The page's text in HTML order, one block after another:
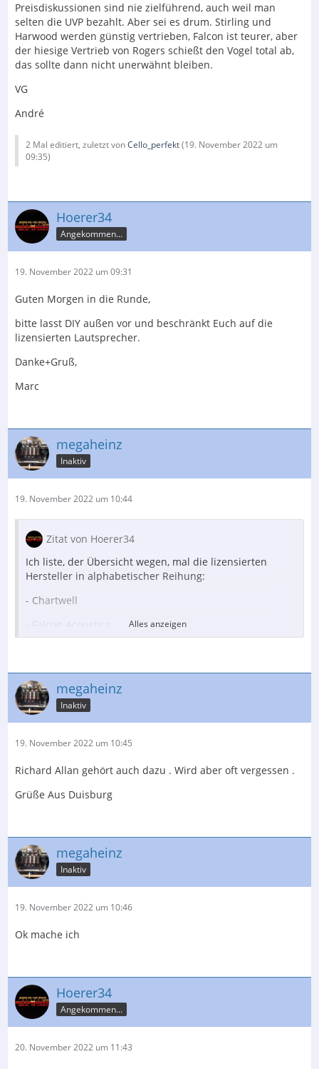
Preisdiskussionen sind nie zielführend, auch weil man
selten die UVP bezahlt. Aber sei es drum. Stirling und
Harwood werden günstig vertrieben, Falcon ist teurer, aber
der hiesige Vertrieb von Rogers schießt den Vogel total ab,
das sollte dann nicht unerwähnt bleiben.
VG
André
2 Mal editiert, zuletzt vonCello_perfekt(19. November 2022 um
09:35)
Hoerer34
Angekommen...
19. November 2022 um 09:31
Guten Morgen in die Runde,
bitte lasst DIY außen vor und beschränkt Euch auf die
lizensierten Lautsprecher.
Danke+Gruß,
Marc
megaheinz
Inaktiv
19. November 2022 um 10:44
Zitat von Hoerer34
Ich liste, der Übersicht wegen, mal die lizensierten
Hersteller in alphabetischer Reihung:
- Chartwell
- Graham Audio
- Harbeth
- KEF
- RAM
- Rogers (Swisstone)
- Spendor
Gruß,
Marc
Alles anzeigen
megaheinz
Inaktiv
19. November 2022 um 10:45
Richard Allan gehört auch dazu . Wird aber oft vergessen .
Grüße Aus Duisburg
megaheinz
Inaktiv
19. November 2022 um 10:46
Ok mache ich
Hoerer34
Angekommen...
20. November 2022 um 11:43